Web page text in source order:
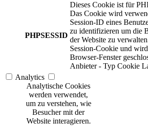
PHPSESSID
Dieses Cookie ist für
Das Cookie wird
Session-ID eines
zu identifizieren um die
der Website zu
Session-Cookie und
Browser-Fenster
Anbieter - Typ Cookie
Analytics
Analytische Cookies
werden verwendet,
um zu verstehen, wie
Besucher mit der
Website interagieren.